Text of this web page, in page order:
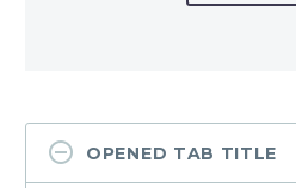
OPENED TAB TITLE